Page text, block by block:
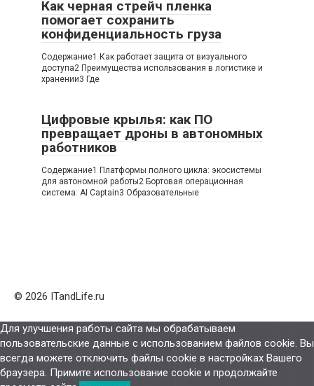
Как черная стрейч пленка
помогает сохранить
конфиденциальность груза
Содержание1 Как работает защита от визуального
доступа2 Преимущества использования в логистике и
хранении3 Где
Цифровые крылья: как ПО
превращает дроны в автономных
работников
Содержание1 Платформы полного цикла: экосистемы
для автономной работы2 Бортовая операционная
система: AI Captain3 Образовательные
© 2026 ITandLife.ru
Для улучшения работы сайта мы обрабатываем
пользовательские данные с использованием файлов cookie. Вы
всегда можете отключить файлы cookie в настройках Вашего
браузера. Примите использование cookie и продолжайте